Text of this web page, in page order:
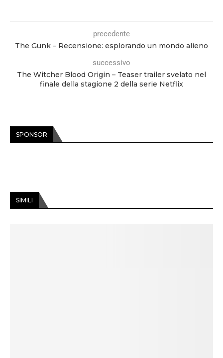
precedente
The Gunk – Recensione: esplorando un mondo alieno
successivo
The Witcher Blood Origin – Teaser trailer svelato nel
finale della stagione 2 della serie Netflix
SPONSOR
SIMILI